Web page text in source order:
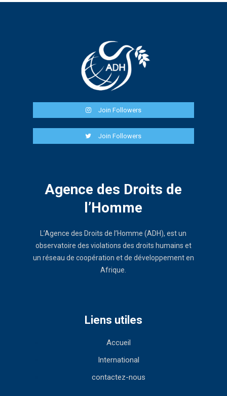
Join Followers
Join Followers
Agence des Droits de
l’Homme
L’Agence des Droits de l’Homme (ADH), est un
observatoire des violations des droits humains et
un réseau de coopération et de développement en
Afrique.
Liens utiles
Accueil
International
contactez-nous